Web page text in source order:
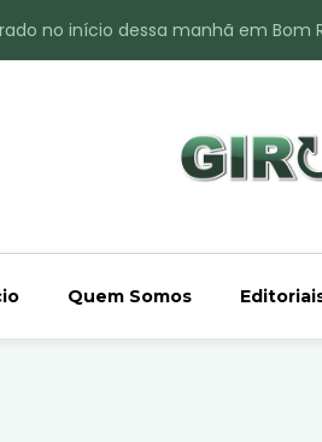
no início dessa manhã em Bom
interior de Bom Retiro do Sul
Quem Somos